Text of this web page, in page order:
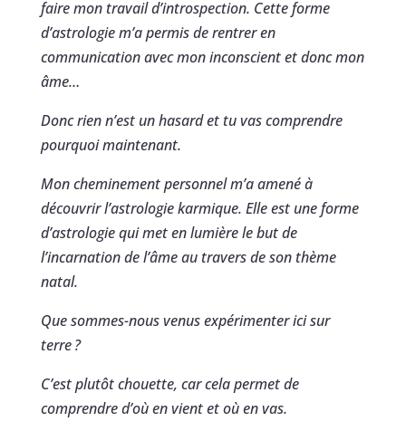
faire mon travail d’introspection. Cette forme
d’astrologie m’a permis de rentrer en
communication avec mon inconscient et donc mon
âme…
Donc rien n’est un hasard et tu vas comprendre
pourquoi maintenant.
Mon cheminement personnel m’a amené à
découvrir l’astrologie karmique. Elle est une forme
d’astrologie qui met en lumière le but de
l’incarnation de l’âme au travers de son thème
natal.
Que sommes-nous venus expérimenter ici sur
terre?
C’est plutôt chouette, car cela permet de
comprendre d’où en vient et où en vas.